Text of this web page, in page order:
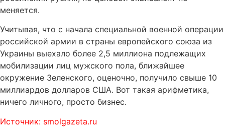
меняется.
Учитывая, что с начала специальной военной операции
российской армии в страны европейского союза из
Украины выехало более 2,5 миллиона подлежащих
мобилизации лиц мужского пола, ближайшее
окружение Зеленского, оценочно, получило свыше 10
миллиардов долларов США. Вот такая арифметика,
ничего личного, просто бизнес.
Источник: smolgazeta.ru